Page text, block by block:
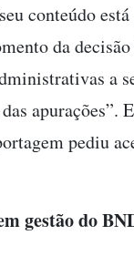
conteúdo
da
a
apurações”.
pediu
gestão do